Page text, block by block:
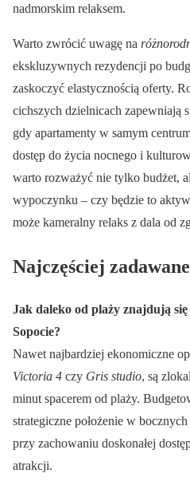
nadmorskim relaksem.
Warto zwrócić uwagę na
ekskluzywnych rezydencji po
zaskoczyć elastycznością oferty.
cichszych dzielnicach zapewniają
gdy apartamenty w samym
dostęp do życia nocnego i
warto rozważyć nie tylko budżet,
wypoczynku – czy będzie to
może kameralny relaks z dala od
Najczęściej
Jak daleko od plaży znajdują
Sopocie?
Nawet najbardziej ekonomiczne
Victoria 4 czy Gris studio, są
minut spacerem od plaży.
strategiczne położenie w
przy zachowaniu doskonałej
atrakcji.